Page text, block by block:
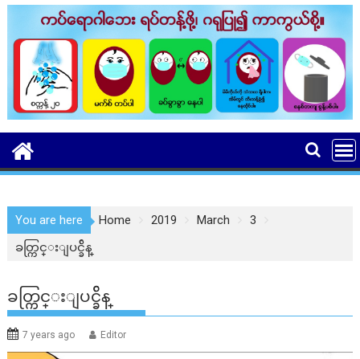
You are here Home 2019 March
3
ခတ္ကြင္းျပင္ခ်ိန္
ခတ္ကြင္းျပင္ခ်ိန္
7 years ago Editor